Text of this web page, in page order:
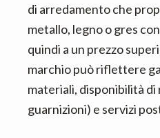
di arredamento che
metallo, legno o gres
quindi a un prezzo
marchio può riflettere
materiali, disponibilità di
guarnizioni) e servizi